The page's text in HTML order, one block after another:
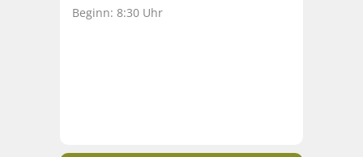
Beginn: 8:30 Uhr